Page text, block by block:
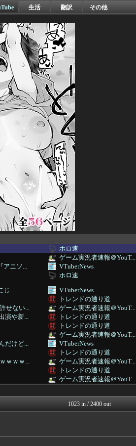
生活 翻訳 その他
ホロ速
ゲーム実況者速報＠YouT...
アニソ...
VTuberNews
ホロ速
じ...
VTuberNews
トレンドの通り道
せない...
ゲーム実況者速報＠YouT...
演や新...
トレンドの通り道
トレンドの通り道
ゲーム実況者速報＠YouT...
だけど...
VTuberNews
トレンドの通り道
ｗｗｗ...
ゲーム実況者速報＠YouT...
トレンドの通り道
ゲーム実況者速報＠YouT...
！
Vtuberまとめるよ～ん
Vtuberまとめるよ～ん
Vtuberまとめるよ～ん
1023 in / 2400 out